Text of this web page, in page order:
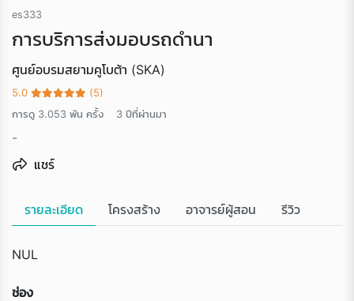
es333
การบริการส่งมอบรถดำนา
ศูนย์อบรมสยามคูโบต้า (SKA)
5.0 (5)
การดู 3.053 พัน ครั้ง 3 ปีที่ผ่านมา
-
แชร์
รายละเอียด โครงสร้าง อาจารย์ผู้สอน รีวิว
NUL
ช่อง